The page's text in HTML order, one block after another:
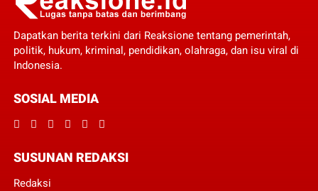
Dapatkan berita terkini dari Reaksione tentang pemerintah,
politik, hukum, kriminal, pendidikan, olahraga, dan isu viral di
Indonesia.
SOSIAL MEDIA
SUSUNAN REDAKSI
Redaksi